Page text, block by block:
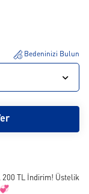
Bedeninizi Bulun
200 TL İndirim! Üstelik